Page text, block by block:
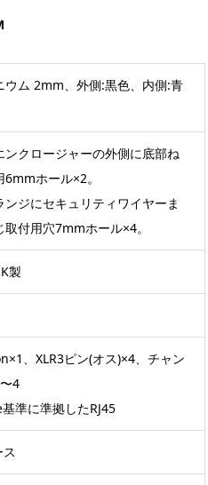
ウム 2mm、外側:黒色、内側:青
ンクロージャーの外側に底部ね
6mmホール×2。
ンジにセキュリティワイヤーま
取付用穴7mmホール×4。
製
、XLR3ピン(オス)×4、チャン
4
準に準拠したRJ45
ス